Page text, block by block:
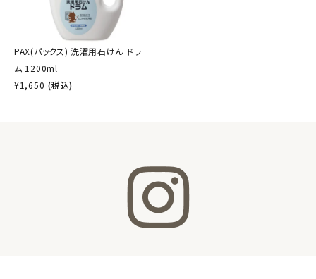
PAX(パックス) 洗濯用石けん ドラ
ム 1200ml
¥1,650 (税込)